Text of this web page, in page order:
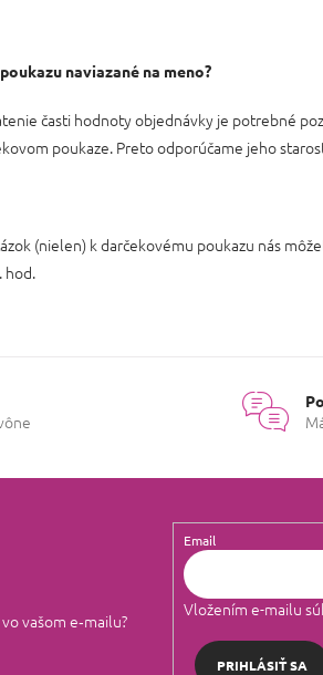
naviazané na meno?
časti hodnoty objednávky je potrebné
poukaze. Preto odporúčame jeho
(nielen) k darčekovému poukazu nás
hod.
vašom e‑mailu?
Email
Vložením e-mailu
PRIHLÁSIŤ SA